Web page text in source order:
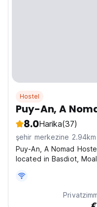
Hostel
Puy-An, A
8.0Harika(37)
şehir merkezine 2.94km
Puy-An, A Nomad
located in Basdiot,
turtles can be seen.
White Beach and 30